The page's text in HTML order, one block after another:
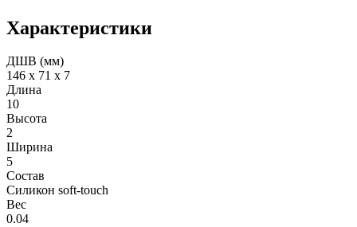
Характеристики
ДШВ (мм)
146 х 71 х 7
Длина
10
Высота
2
Ширина
5
Состав
Силикон soft-touch
Вес
0.04